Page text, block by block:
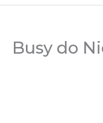
Busy do